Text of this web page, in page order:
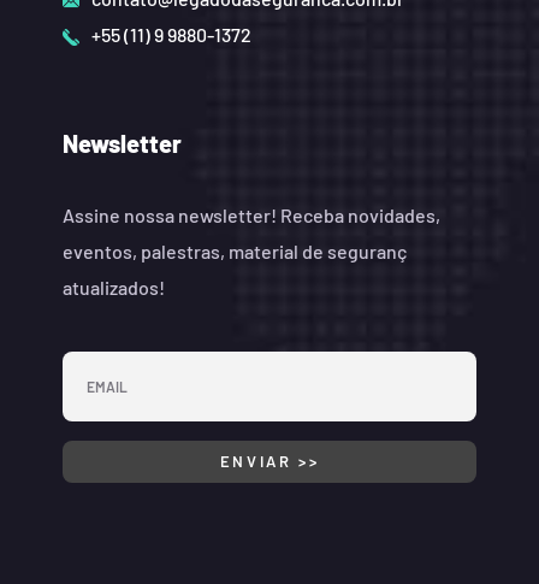
+55 (11) 9 9880-1372
Newsletter
Assine nossa newsletter! Receba novidades,
eventos, palestras, material de seguranç
atualizados!